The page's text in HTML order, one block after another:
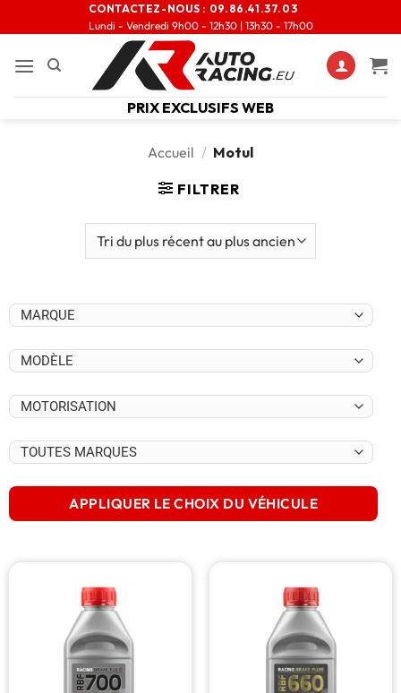
CONTACTEZ-NOUS : 09.86.41.37.03
Lundi - Vendredi 9h00 - 12h30 | 13h30 - 17h00
PRIX EXCLUSIFS WEB
Accueil / Motul
FILTRER
APPLIQUER LE CHOIX DU VÉHICULE